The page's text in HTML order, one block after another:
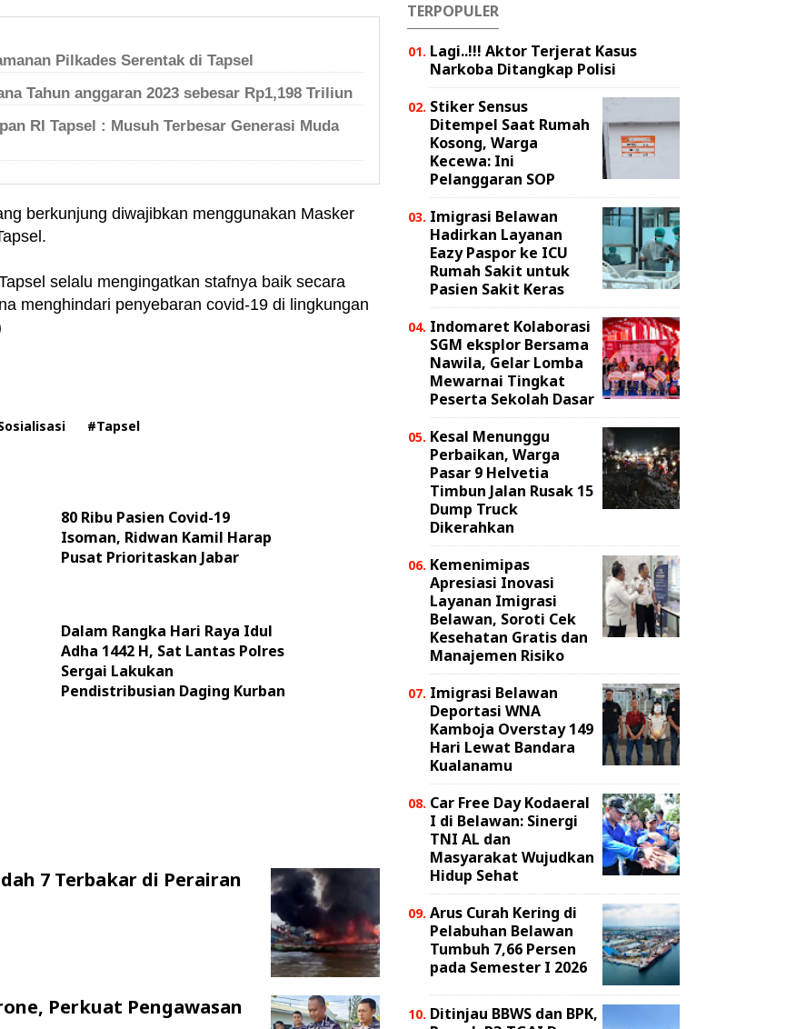
Pilkades Serentak di Tapsel
Tahun anggaran 2023 sebesar Rp1,198 Triliun
RI Tapsel : Musuh Terbesar Generasi Muda
berkunjung diwajibkan menggunakan Masker
selalu mengingatkan stafnya baik secara
menghindari penyebaran covid-19 di lingkungan
#Tapsel
80 Ribu Pasien Covid-19
Isoman, Ridwan Kamil Harap
Pusat Prioritaskan Jabar
Dalam Rangka Hari Raya Idul
Adha 1442 H, Sat Lantas Polres
Sergai Lakukan
Pendistribusian Daging Kurban
7 Terbakar di Perairan
Perkuat Pengawasan
TERPOPULER
Lagi..!!! Aktor Terjerat Kasus
Narkoba Ditangkap Polisi
Stiker Sensus
Ditempel Saat Rumah
Kosong, Warga
Kecewa: Ini
Pelanggaran SOP
Imigrasi Belawan
Hadirkan Layanan
Eazy Paspor ke ICU
Rumah Sakit untuk
Pasien Sakit Keras
Indomaret Kolaborasi
SGM eksplor Bersama
Nawila, Gelar Lomba
Mewarnai Tingkat
Peserta Sekolah Dasar
Kesal Menunggu
Perbaikan, Warga
Pasar 9 Helvetia
Timbun Jalan Rusak 15
Dump Truck
Dikerahkan
Kemenimipas
Apresiasi Inovasi
Layanan Imigrasi
Belawan, Soroti Cek
Kesehatan Gratis dan
Manajemen Risiko
Imigrasi Belawan
Deportasi WNA
Kamboja Overstay 149
Hari Lewat Bandara
Kualanamu
Car Free Day Kodaeral
I di Belawan: Sinergi
TNI AL dan
Masyarakat Wujudkan
Hidup Sehat
Arus Curah Kering di
Pelabuhan Belawan
Tumbuh 7,66 Persen
pada Semester I 2026
Ditinjau BBWS dan BPK,